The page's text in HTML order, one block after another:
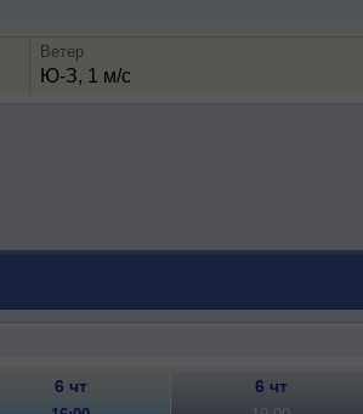
Ветер
Ю-З, 1 м/с
6 чт 6 чт